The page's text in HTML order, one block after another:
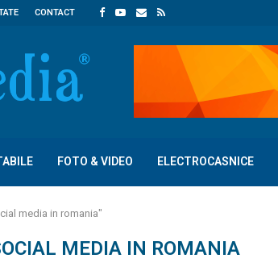
CONTACT
FOTO & VIDEO ELECTROCASNICE
media in romania"
MEDIA IN ROMANIA